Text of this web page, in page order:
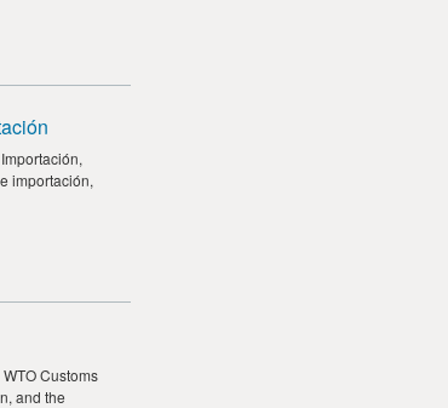
importación,
Customs
and the